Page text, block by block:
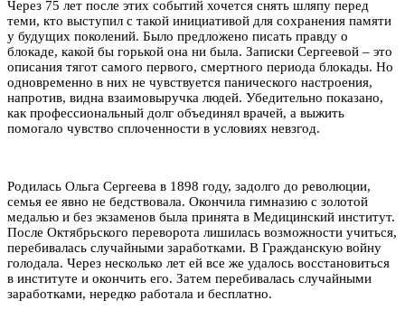
Через 75 лет после этих событий хочется снять шляпу перед
теми, кто выступил с такой инициативой для сохранения памяти
у будущих поколений. Было предложено писать правду о
блокаде, какой бы горькой она ни была. Записки Сергеевой – это
описания тягот самого первого, смертного периода блокады. Но
одновременно в них не чувствуется панического настроения,
напротив, видна взаимовыручка людей. Убедительно показано,
как профессиональный долг объединял врачей, а выжить
помогало чувство сплоченности в условиях невзгод.
Родилась Ольга Сергеева в 1898 году, задолго до революции,
семья ее явно не бедствовала. Окончила гимназию с золотой
медалью и без экзаменов была принята в Медицинский институт.
После Октябрьского переворота лишилась возможности учиться,
перебивалась случайными заработками. В Гражданскую войну
голодала. Через несколько лет ей все же удалось восстановиться
в институте и окончить его. Затем перебивалась случайными
заработками, нередко работала и бесплатно.